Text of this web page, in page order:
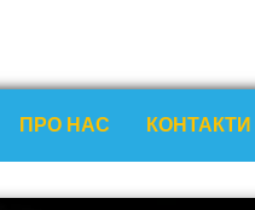
ПРО НАС КОНТАКТИ